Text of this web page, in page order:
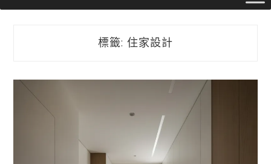
標籤: 住家設計